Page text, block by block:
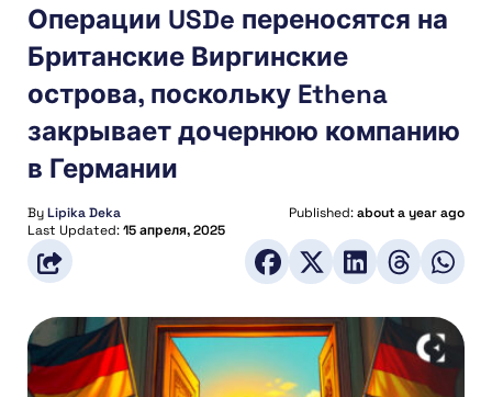
Операции USDe переносятся на
Британские Виргинские
острова, поскольку Ethena
закрывает дочернюю компанию
в Германии
ByLipika Deka Published:about a year ago
Last Updated:15 апреля, 2025